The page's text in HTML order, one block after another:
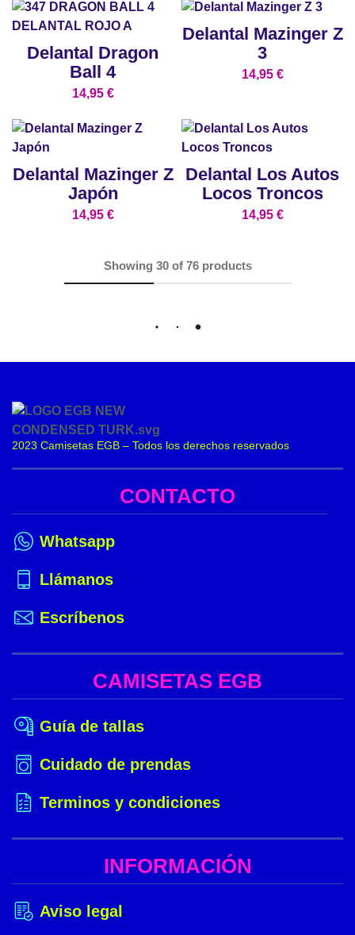
Delantal Dragon
Ball 4
14,95 €
Delantal Mazinger Z
3
14,95 €
Delantal Mazinger Z
Japón
14,95 €
Delantal Los Autos
Locos Troncos
14,95 €
Showing 30 of 76 products
Load More
2023 Camisetas EGB – Todos los derechos reservados
CONTACTO
Whatsapp
Llámanos
Escríbenos
CAMISETAS EGB
Guía de tallas
Cuidado de prendas
Terminos y condiciones
INFORMACIÓN
Aviso legal